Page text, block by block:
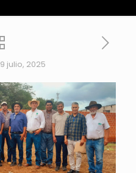
9 julio, 2025